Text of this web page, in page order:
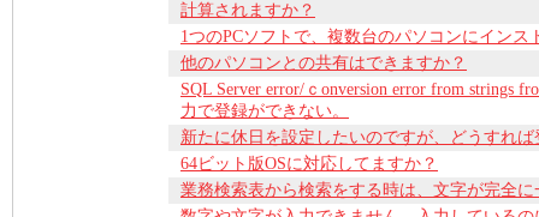
計算されますか？
1つのPCソフトで、複数台のパソコンにインス
他のパソコンとの共有はできますか？
SQL Server error/ｃonversion error from strings
力で登録ができない。
新たに休日を設定したいのですが、どうすれ
64ビット版OSに対応してますか？
業務検索表から検索をする時は、文字が完全